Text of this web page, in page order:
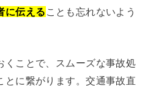
に伝える ことも忘れないよう
くことで、スムーズな事故処
とに繋がります。交通事故直